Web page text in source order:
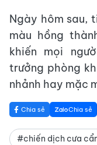
Ngày hôm sau,
màu hồng
khiến mọi
trưởng phòng
nhảnh hay mặc
Chia sẻ Chia sẻ
#chiến dịch cưa